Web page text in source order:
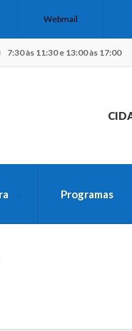
Webmail
7:30 às 11:30 e 13:00 às 17:00
Programas